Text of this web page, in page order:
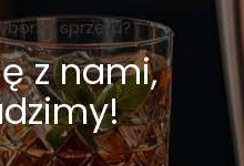
sprzętu?
z nami,